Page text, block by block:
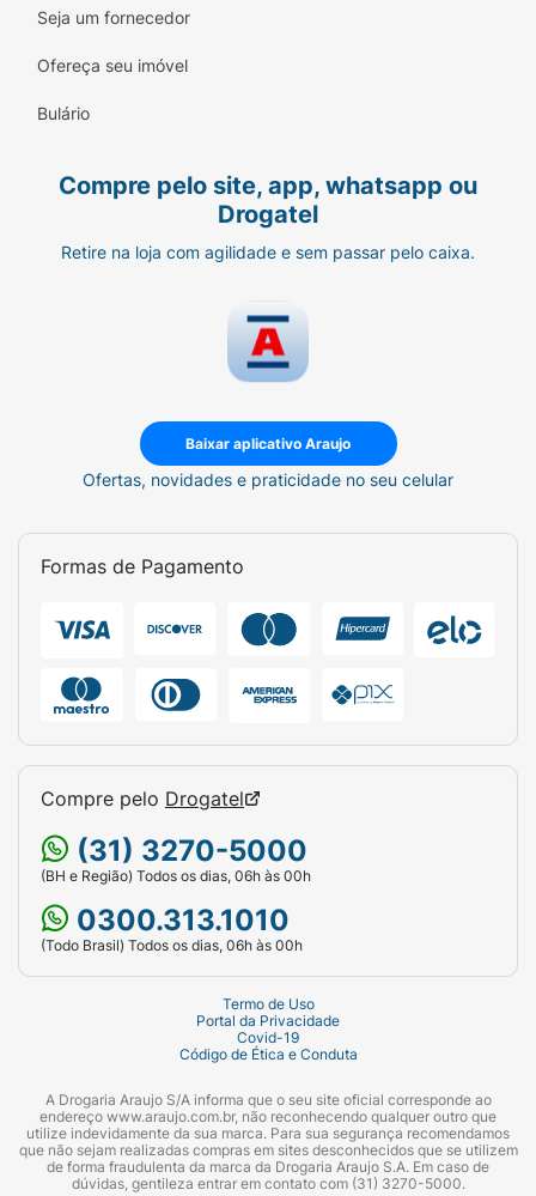
Seja um fornecedor
Ofereça seu imóvel
Bulário
Compre pelo site, app, whatsapp ou
Drogatel
Retire na loja com agilidade e sem passar pelo caixa.
Baixar aplicativo Araujo
Ofertas, novidades e praticidade no seu celular
Formas de Pagamento
Compre pelo Drogatel
(31) 3270-5000
(BH e Região) Todos os dias, 06h às 00h
0300.313.1010
(Todo Brasil) Todos os dias, 06h às 00h
Termo de Uso
Portal da Privacidade
Covid-19
Código de Ética e Conduta
A Drogaria Araujo S/A informa que o seu site oficial corresponde ao
endereço www.araujo.com.br, não reconhecendo qualquer outro que
utilize indevidamente da sua marca. Para sua segurança recomendamos
que não sejam realizadas compras em sites desconhecidos que se utilizem
de forma fraudulenta da marca da Drogaria Araujo S.A. Em caso de
dúvidas, gentileza entrar em contato com (31) 3270-5000.